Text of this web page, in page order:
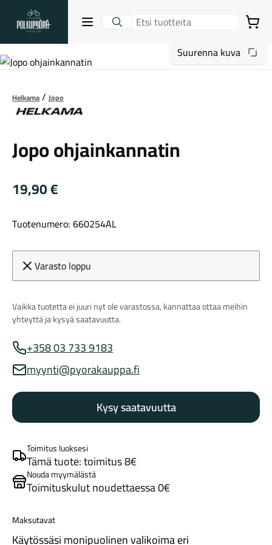
Lahden Polkupyörähuolto - etusivulle
Avaa sulje valikko
Hakutulokset
Gravel-pyörät
Maastosähköpyörät
Kaupunkisähköpyörät
Ostoskori
Suurenna kuva
Helkama Jopo
Jopo ohjainkannatin
19,90€
Tuotenumero: 660254AL
Varasto loppu
Vaikka tuotetta ei juuri nyt ole varastossa, kannattaa ottaa meihin
yhteyttä ja kysyä saatavuutta.
Myynnin puhelinnumero
+358 03 733 9183
Myynnin sähköposti
myynti@pyorakauppa.fi
Kysy saatavuutta
Toimitus luoksesi
Tämä tuote: toimitus 8€
Nouda myymälästä
Toimituskulut noudettaessa 0€
Maksutavat
Käytössäsi monipuolinen valikoima eri